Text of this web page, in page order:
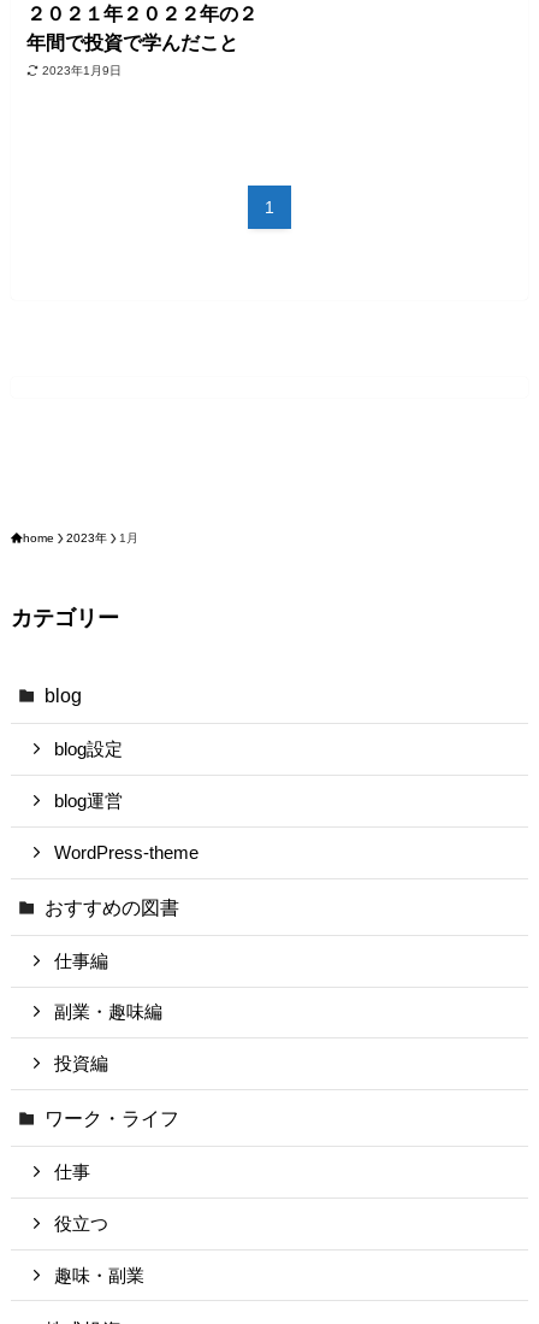
２０２１年２０２２年の２
年間で投資で学んだこと
2023年1月9日
1
home 2023年 1月
カテゴリー
blog
blog設定
blog運営
WordPress-theme
おすすめの図書
仕事編
副業・趣味編
投資編
ワーク・ライフ
仕事
役立つ
趣味・副業